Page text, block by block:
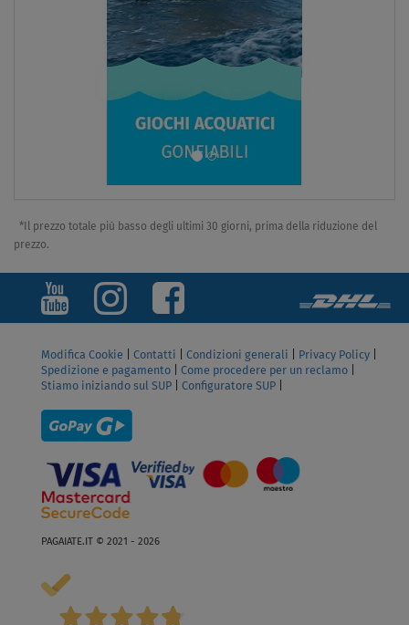
*Il prezzo totale più basso degli ultimi 30 giorni, prima della riduzione del
prezzo.
Modifica Cookie Contatti Condizioni generali Privacy Policy
Spedizione e pagamento
Come procedere per un reclamo
Stiamo iniziando sul SUP
Configuratore SUP
PAGAIATE.IT © 2021 - 2026